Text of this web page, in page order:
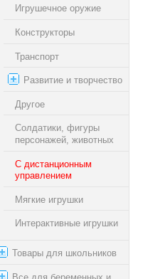
Игрушечное оружие
Конструкторы
Транспорт
Развитие и творчество
Другое
Солдатики, фигуры
персонажей, животных
С дистанционным
управлением
Мягкие игрушки
Интерактивные игрушки
Товары для школьников
Все для беременных и